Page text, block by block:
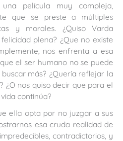
una película muy compleja,
que se preste a múltiples
y morales. ¿Quiso Varda
plena? ¿Que no existe
nos enfrenta a esa
el ser humano no se puede
más? ¿Quería reflejar la
¿O nos quiso decir que para el
continúa?
ella opta por no juzgar a sus
esa cruda realidad de
contradictorios, y